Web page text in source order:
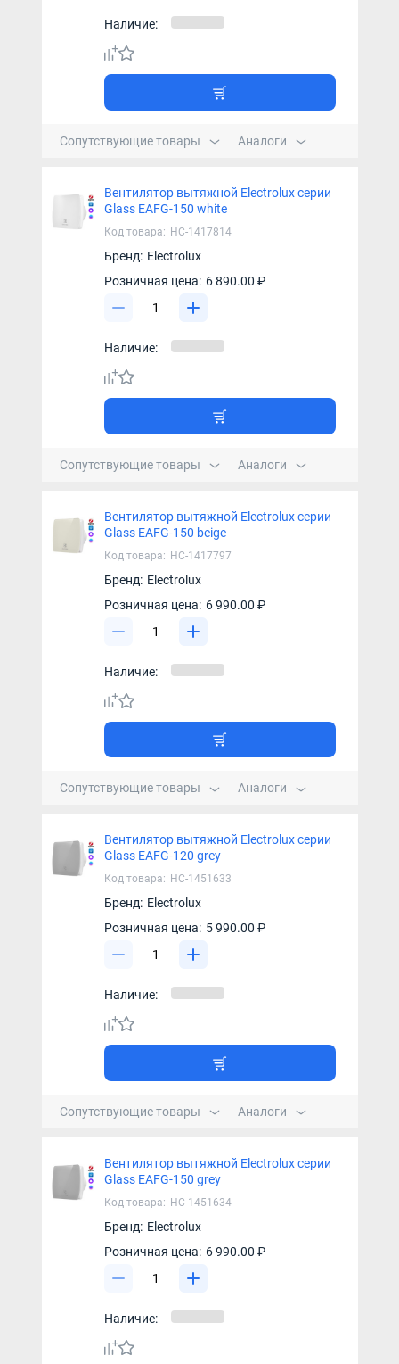
Наличие:
Сопутствующие товары Аналоги
Вентилятор вытяжной Electrolux серии
Glass EAFG-150 white
Код товара: НС-1417814
Бренд: Electrolux
Розничная цена: 6 890.00 ₽
Наличие:
Сопутствующие товары Аналоги
Вентилятор вытяжной Electrolux серии
Glass EAFG-150 beige
Код товара: НС-1417797
Бренд: Electrolux
Розничная цена: 6 990.00 ₽
Наличие:
Сопутствующие товары Аналоги
Вентилятор вытяжной Electrolux серии
Glass EAFG-120 grey
Код товара: НС-1451633
Бренд: Electrolux
Розничная цена: 5 990.00 ₽
Наличие:
Сопутствующие товары Аналоги
Вентилятор вытяжной Electrolux серии
Glass EAFG-150 grey
Код товара: НС-1451634
Бренд: Electrolux
Розничная цена: 6 990.00 ₽
Наличие: